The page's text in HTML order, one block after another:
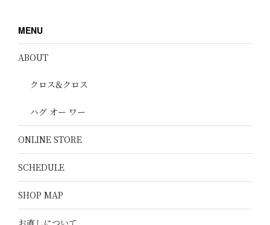
MENU
ABOUT
クロス&クロス
ハグ オー ワー
ONLINE STORE
SCHEDULE
SHOP MAP